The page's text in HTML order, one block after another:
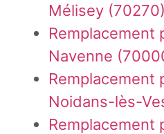
Mélisey (70270)
Remplacement
Navenne
Remplacement
Noidans-lès-
Remplacement